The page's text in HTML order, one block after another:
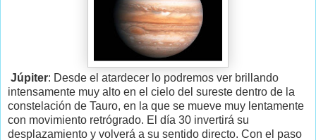
Júpiter: Desde el atardecer lo podremos ver brillando
intensamente muy alto en el cielo del sureste dentro de la
constelación de Tauro, en la que se mueve muy lentamente
con movimiento retrógrado. El día 30 invertirá su
desplazamiento y volverá a su sentido directo. Con el paso